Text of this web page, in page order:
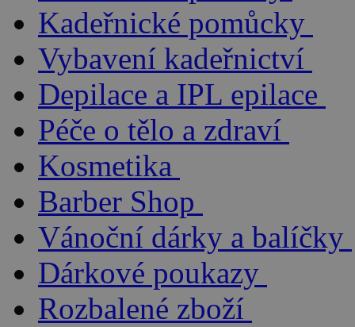
Kadeřnické pomůcky
Vybavení kadeřnictví
Depilace a IPL epilace
Péče o tělo a zdraví
Kosmetika
Barber Shop
Vánoční dárky a balíčky
Dárkové poukazy
Rozbalené zboží